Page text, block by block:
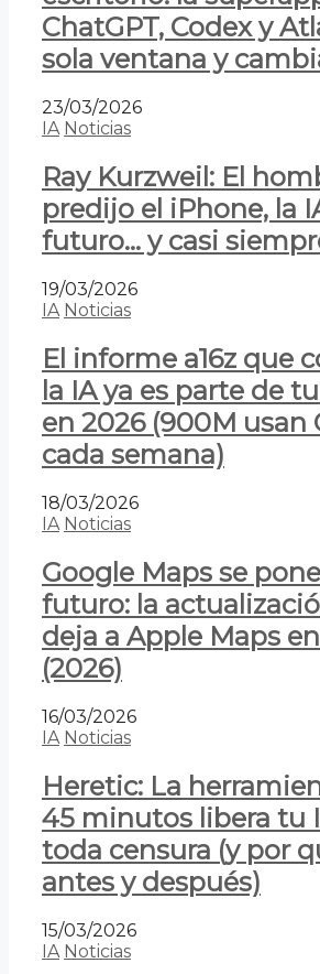
ChatGPT, Codex y
sola ventana y
23/03/2026
IA Noticias
Ray Kurzweil: El
predijo el iPhone, la
futuro… y casi
19/03/2026
IA Noticias
El informe a16z que
la IA ya es parte de
en 2026 (900M usan
cada semana)
18/03/2026
IA Noticias
Google Maps se
futuro: la
deja a Apple Maps
(2026)
16/03/2026
IA Noticias
Heretic: La
45 minutos libera tu
toda censura (y por
antes y después)
15/03/2026
IA Noticias